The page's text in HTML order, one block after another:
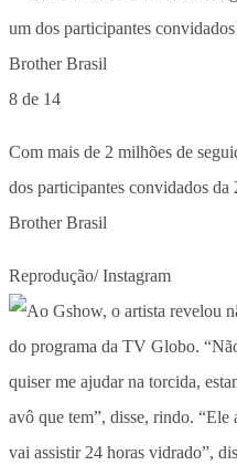
8 de 14
Com mais de 2 milhões de
dos participantes convidados
Brother Brasil
Reprodução/ Instagram